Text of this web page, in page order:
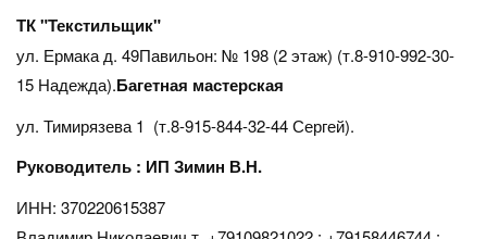
ТК "Текстильщик"
ул. Ермака д. 49Павильон: № 198 (2 этаж) (т.8-910-992-30-
15 Надежда).Багетная мастерская
ул. Тимирязева 1 (т.8-915-844-32-44 Сергей).
Руководитель : ИП Зимин В.Н.
ИНН: 370220615387